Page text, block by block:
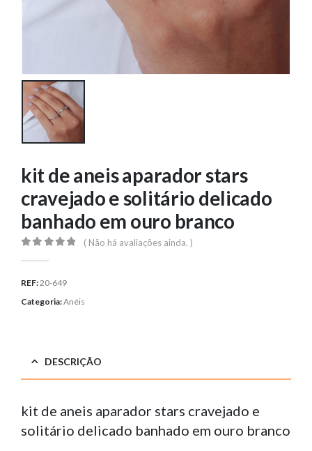
kit de aneis aparador stars
cravejado e solitário delicado
banhado em ouro branco
( Não há avaliações ainda. )
REF:20-649
Categoria:Anéis
DESCRIÇÃO
kit de aneis aparador stars cravejado e
solitário delicado banhado em ouro branco